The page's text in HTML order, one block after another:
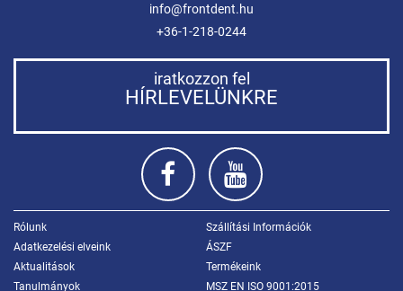
info@frontdent.hu
+36-1-218-0244
iratkozzon fel
HÍRLEVELÜNKRE
Rólunk
Szállítási Információk
Adatkezelési elveink
ÁSZF
Aktualitások
Termékeink
Tanulmányok
MSZ EN ISO 9001:2015